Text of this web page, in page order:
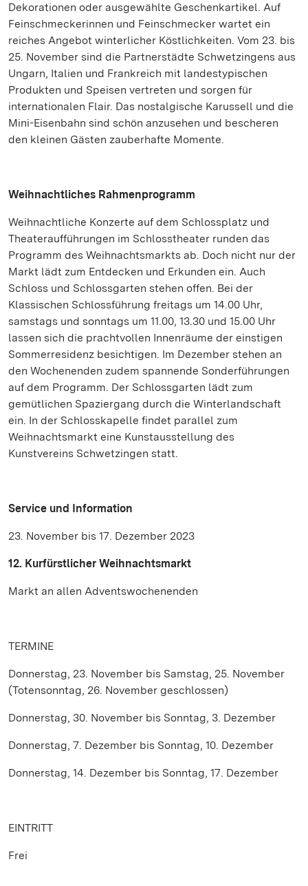
Dekorationen oder ausgewählte Geschenkartikel. Auf
Feinschmeckerinnen und Feinschmecker wartet ein
reiches Angebot winterlicher Köstlichkeiten. Vom 23. bis
25. November sind die Partnerstädte Schwetzingens aus
Ungarn, Italien und Frankreich mit landestypischen
Produkten und Speisen vertreten und sorgen für
internationalen Flair. Das nostalgische Karussell und die
Mini-Eisenbahn sind schön anzusehen und bescheren
den kleinen Gästen zauberhafte Momente.
Weihnachtliches Rahmenprogramm
Weihnachtliche Konzerte auf dem Schlossplatz und
Theateraufführungen im Schlosstheater runden das
Programm des Weihnachtsmarkts ab. Doch nicht nur der
Markt lädt zum Entdecken und Erkunden ein. Auch
Schloss und Schlossgarten stehen offen. Bei der
Klassischen Schlossführung freitags um 14.00 Uhr,
samstags und sonntags um 11.00, 13.30 und 15.00 Uhr
lassen sich die prachtvollen Innenräume der einstigen
Sommerresidenz besichtigen. Im Dezember stehen an
den Wochenenden zudem spannende Sonderführungen
auf dem Programm. Der Schlossgarten lädt zum
gemütlichen Spaziergang durch die Winterlandschaft
ein. In der Schlosskapelle findet parallel zum
Weihnachtsmarkt eine Kunstausstellung des
Kunstvereins Schwetzingen statt.
Service und Information
23. November bis 17. Dezember 2023
12. Kurfürstlicher Weihnachtsmarkt
Markt an allen Adventswochenenden
TERMINE
Donnerstag, 23. November bis Samstag, 25. November
(Totensonntag, 26. November geschlossen)
Donnerstag, 30. November bis Sonntag, 3. Dezember
Donnerstag, 7. Dezember bis Sonntag, 10. Dezember
Donnerstag, 14. Dezember bis Sonntag, 17. Dezember
EINTRITT
Frei